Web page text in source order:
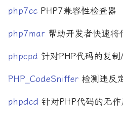
2019 年
2018 年
2017 年
2016 年
深度学习
源码分析
笔记与随想
经济
编码与协议
php7cc PHP7兼容性检查器
php7mar 帮助开发者快速将
phpcpd 针对PHP代码的复
PHP_CodeSniffer 检测违反
phpdcd 针对PHP代码的无